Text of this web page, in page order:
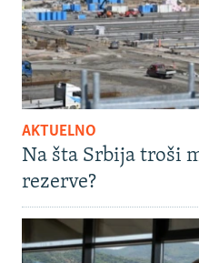
AKTUELNO
Na šta Srbija troši
rezerve?